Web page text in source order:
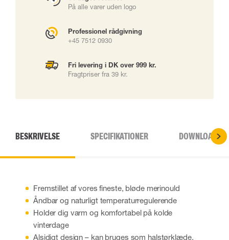
På alle varer uden logo
Professionel rådgivning
+45 7512 0930
Fri levering i DK over 999 kr.
Fragtpriser fra 39 kr.
BESKRIVELSE SPECIFIKATIONER DOWNLOADS
Fremstillet af vores fineste, bløde merinould
Åndbar og naturligt temperaturregulerende
Holder dig varm og komfortabel på kolde
vinterdage
Alsidigt design – kan bruges som halstørklæde,